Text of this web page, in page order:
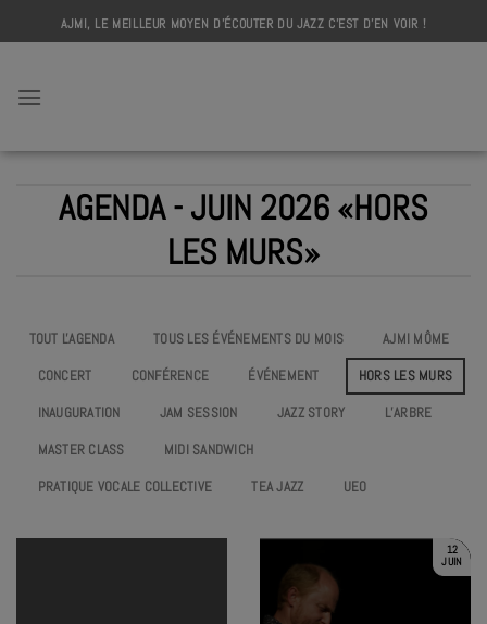
to
AJMI, LE MEILLEUR MOYEN D'ÉCOUTER DU JAZZ C'EST D'EN VOIR !
AGENDA - JUIN 2026 «HORS
LES MURS»
TOUT L'AGENDA TOUS LES ÉVÉNEMENTS DU MOIS
AJMI MÔME
CONCERT
CONFÉRENCE ÉVÉNEMENT
HORS LES MURS
INAUGURATION
JAM SESSION JAZZ STORY
L’ARBRE
MASTER CLASS
MIDI SANDWICH
PRATIQUE VOCALE COLLECTIVE
TEA JAZZ UEO
12
JUIN